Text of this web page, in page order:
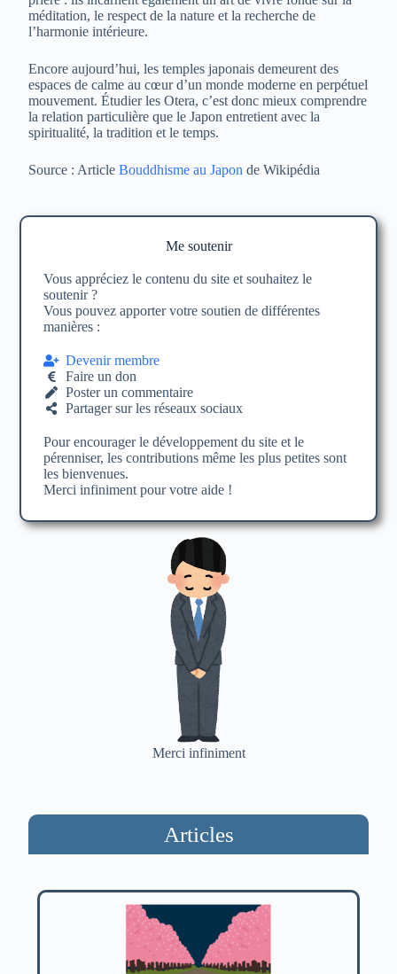
méditation, le respect de la nature et la recherche de
l’harmonie intérieure.
Encore aujourd’hui, les temples japonais demeurent des
espaces de calme au cœur d’un monde moderne en perpétuel
mouvement. Étudier les Otera, c’est donc mieux comprendre
la relation particulière que le Japon entretient avec la
spiritualité, la tradition et le temps.
Source : ArticleBouddhisme au Japon de Wikipédia
Me soutenir
Vous appréciez le contenu du site et souhaitez le
soutenir ?
Vous pouvez apporter votre soutien de différentes
manières :
Devenir membre
Faire un don
Poster un commentaire
Partager sur les réseaux sociaux
Pour encourager le développement du site et le
pérenniser, les contributions même les plus petites sont
les bienvenues.
Merci infiniment pour votre aide !
Merci infiniment
Articles